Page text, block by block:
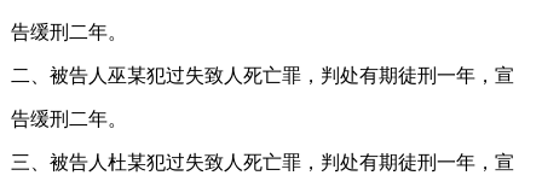
告缓刑二年。
二、被告人巫某犯过失致人死亡罪，判处有期徒刑一年，宣
告缓刑二年。
三、被告人杜某犯过失致人死亡罪，判处有期徒刑一年，宣